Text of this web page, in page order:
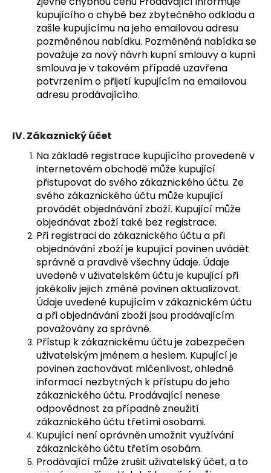
kupujícího o chybě bez zbytečného odkladu a
zašle kupujícímu na jeho emailovou adresu
pozměněnou nabídku. Pozměněná nabídka se
považuje za nový návrh kupní smlouvy a kupní
smlouva je v takovém případě uzavřena
potvrzením o přijetí kupujícím na emailovou
adresu prodávajícího.
IV.Zákaznický účet
Na základě registrace kupujícího provedené v
internetovém obchodě může kupující
přistupovat do svého zákaznického účtu. Ze
svého zákaznického účtu může kupující
provádět objednávání zboží. Kupující může
objednávat zboží také bez registrace.
Při registraci do zákaznického účtu a při
objednávání zboží je kupující povinen uvádět
správně a pravdivě všechny údaje. Údaje
uvedené v uživatelském účtu je kupující při
jakékoliv jejich změně povinen aktualizovat.
Údaje uvedené kupujícím v zákaznickém účtu
a při objednávání zboží jsou prodávajícím
považovány za správné.
Přístup k zákaznickému účtu je zabezpečen
uživatelským jménem a heslem. Kupující je
povinen zachovávat mlčenlivost, ohledně
informací nezbytných k přístupu do jeho
zákaznického účtu. Prodávající nenese
odpovědnost za případné zneužití
zákaznického účtu třetími osobami.
Kupující není oprávněn umožnit využívání
zákaznického účtu třetím osobám.
Prodávající může zrušit uživatelský účet, a to